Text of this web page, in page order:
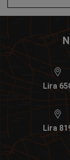
Lira
Lira